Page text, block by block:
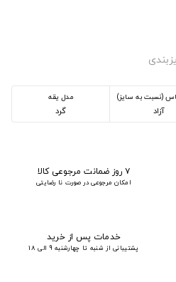
(نسبت به سایز)
آزاد
مدل یقه
گرد
۷ روز ضمانت مرجوعی کالا
امکان مرجوعی در صورت نا رضایتی
خدمات پس از خرید
پشتیبانی از شنبه تا چهارشنبه 9 الی 18